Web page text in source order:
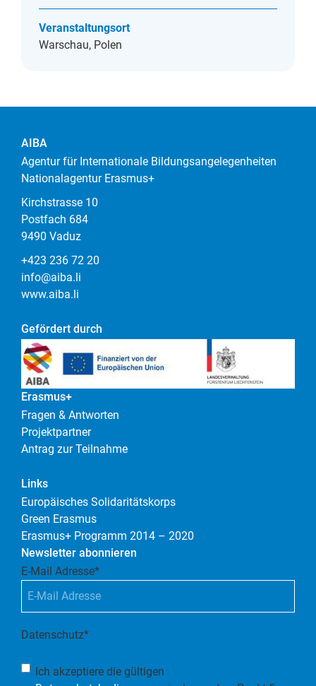
Veranstaltungsort
Warschau, Polen
AIBA
Agentur für Internationale Bildungsangelegenheiten
Nationalagentur Erasmus+
Kirchstrasse 10
Postfach 684
9490 Vaduz
+423 236 72 20
info@aiba.li
www.aiba.li
Gefördert durch
Erasmus+
Fragen & Antworten
Projektpartner
Antrag zur Teilnahme
Links
Europäisches Solidaritätskorps
Green Erasmus
Erasmus+ Programm 2014 – 2020
Newsletter abonnieren
E-Mail Adresse*
Datenschutz*
Ich akzeptiere die gültigen